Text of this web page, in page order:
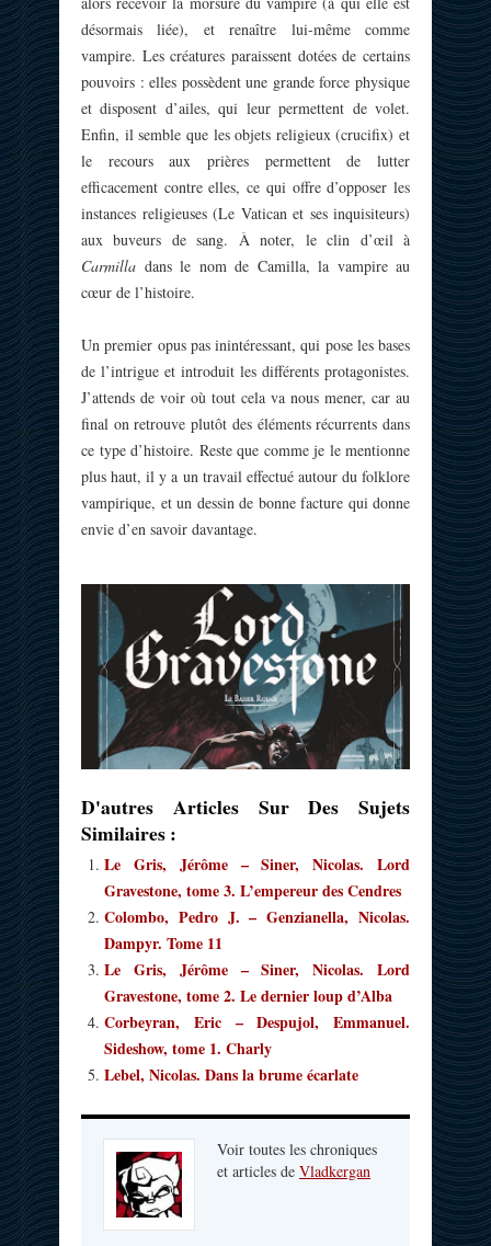
désormais liée), et renaître lui-même comme
vampire. Les créatures paraissent dotées de certains
pouvoirs : elles possèdent une grande force physique
et disposent d’ailes, qui leur permettent de volet.
Enfin, il semble que les objets religieux (crucifix) et
le recours aux prières permettent de lutter
efficacement contre elles, ce qui offre d’opposer les
instances religieuses (Le Vatican et ses inquisiteurs)
aux buveurs de sang. À noter, le clin d’œil à
Carmilla dans le nom de Camilla, la vampire au
cœur de l’histoire.
Un premier opus pas inintéressant, qui pose les bases
de l’intrigue et introduit les différents protagonistes.
J’attends de voir où tout cela va nous mener, car au
final on retrouve plutôt des éléments récurrents dans
ce type d’histoire. Reste que comme je le mentionne
plus haut, il y a un travail effectué autour du folklore
vampirique, et un dessin de bonne facture qui donne
envie d’en savoir davantage.
D'autres Articles Sur Des Sujets
Similaires :
Le Gris, Jérôme – Siner, Nicolas. Lord
Gravestone, tome 3. L’empereur des Cendres
Colombo, Pedro J. – Genzianella, Nicolas.
Dampyr. Tome 11
Le Gris, Jérôme – Siner, Nicolas. Lord
Gravestone, tome 2. Le dernier loup d’Alba
Corbeyran, Eric – Despujol, Emmanuel.
Sideshow, tome 1. Charly
Lebel, Nicolas. Dans la brume écarlate
Voir toutes les chroniques
et articles de Vladkergan